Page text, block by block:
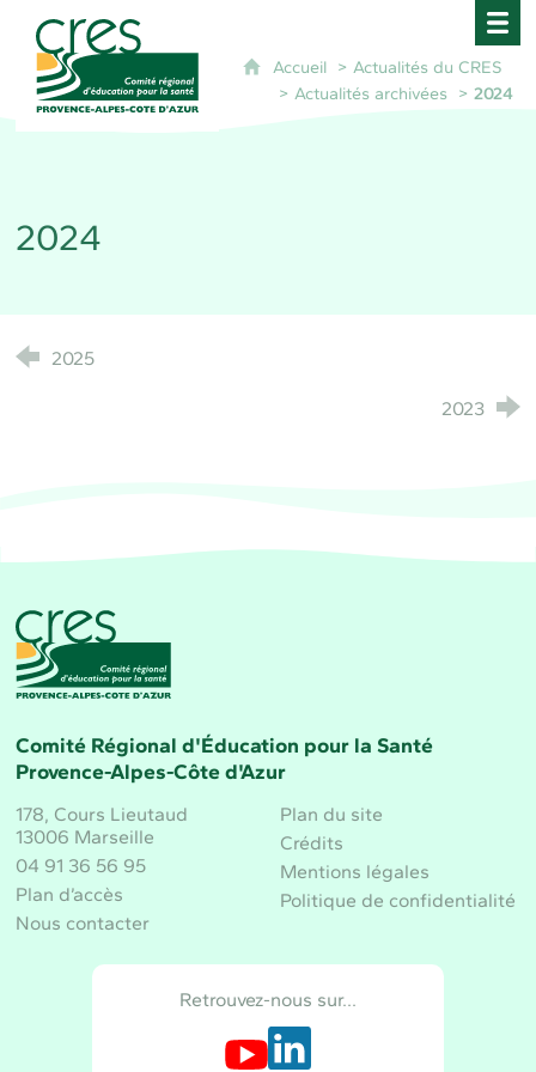
CRES Paca - Comité Régional d'Éducation
Accueil
Actualités du CRES
Actualités archivées
2024
2024
2025
2023
CRES Paca - Comité Régional d'Éducation pour la
Comité Régional d'Éducation pour la Santé
Provence-Alpes-Côte d'Azur
178, Cours Lieutaud
13006 Marseille
04 91 36 56 95
Plan d’accès
Nous contacter
Plan du site
Crédits
Mentions légales
Politique de confidentialité
Retrouvez-nous sur…
Retrouvez-nous sur Youtube
Retrouvez-nous sur LinkedIn